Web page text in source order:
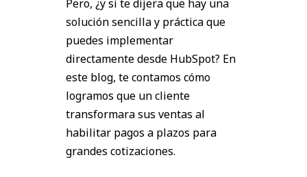
Pero, ¿y si te dijera que hay una
solución sencilla y práctica que
puedes implementar
directamente desde HubSpot? En
este blog, te contamos cómo
logramos que un cliente
transformara sus ventas al
habilitar pagos a plazos para
grandes cotizaciones.